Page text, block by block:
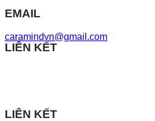
EMAIL
caramindvn@gmail.com
LIÊN KẾT
LIÊN KẾT